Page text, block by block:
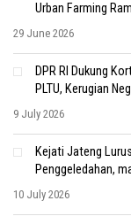
Urban Farming
29 June 2026
DPR RI Dukung
PLTU, Kerugian
9 July 2026
Kejati Jateng
Penggeledahan,
10 July 2026